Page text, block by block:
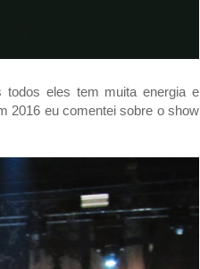
eles tem muita energia e
2016 eu comentei sobre o show